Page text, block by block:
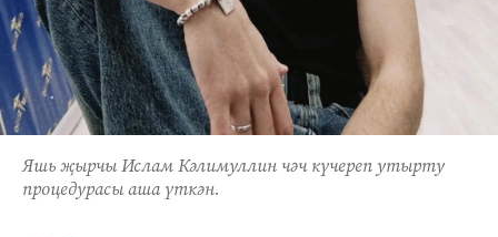
Яшь җырчы Ислам Кәлимуллин чәч күчереп утырту
процедурасы аша үткән.